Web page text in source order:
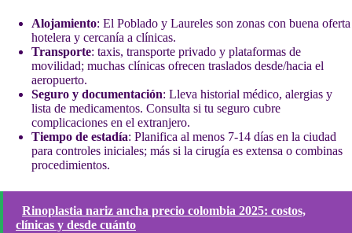
Alojamiento: El Poblado y Laureles son zonas con buena oferta
hotelera y cercanía a clínicas.
Transporte: taxis, transporte privado y plataformas de
movilidad; muchas clínicas ofrecen traslados desde/hacia el
aeropuerto.
Seguro y documentación: Lleva historial médico, alergias y
lista de medicamentos. Consulta si tu seguro cubre
complicaciones en el extranjero.
Tiempo de estadía: Planifica al menos 7-14 días en la ciudad
para controles iniciales; más si la cirugía es extensa o combinas
procedimientos.
Rinoplastia nariz ancha precio colombia 2025: costos,
clínicas y desde cuánto